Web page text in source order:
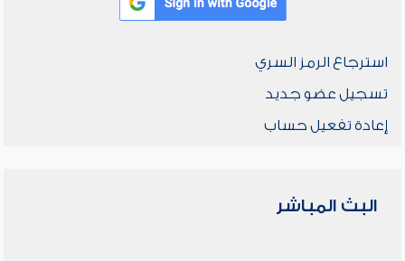
استرجاع الرمز السري
تسجيل عضو جديد
إعادة تفعيل حساب
البث المباشر